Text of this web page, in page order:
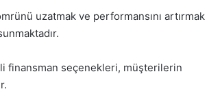
uzatmak ve performansını artırmak
finansman seçenekleri, müşterilerin